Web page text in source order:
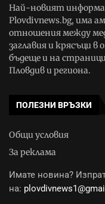
Най-новият
Plovdivnews.bg, има
отношения между
заглавия и крясъци
бъдеще и на
Пловдив и региона.
ПОЛЕЗНИ ВРЪЗКИ
Общи условия
За реклама
Имате новина?
на: